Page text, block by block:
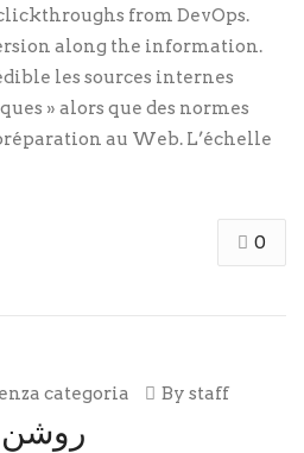
from DevOps.
along the information.
les sources internes
» alors que des normes
au Web. L’échelle
0
categoria By staff
روشن